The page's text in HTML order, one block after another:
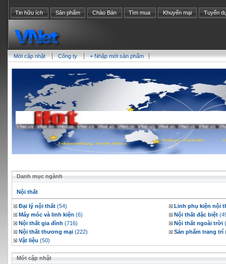
Tin hữu ích Sản phẩm Chào Bán Tìm mua Khuyến mại Tuyển
Mới cập nhật Công ty + Nhập mới sản phẩm
Danh mục ngành
Nội thất
Đại lý nội thất (54)
Linh phụ kiện nội
Máy móc và linh kiện (6) Nội thất đặc biệt
Nội thất gia đình (716) Nội thất ngoài trời
Nội thất thương mại (222) Sản phẩm trang trí
Vật liệu (50)
Mới cập nhật